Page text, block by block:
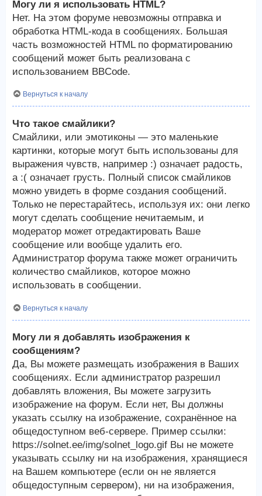
Могу ли я использовать HTML?
Нет. На этом форуме невозможны отправка и
обработка HTML-кода в сообщениях. Большая
часть возможностей HTML по форматированию
сообщений может быть реализована с
использованием BBCode.
Вернуться к началу
Что такое смайлики?
Смайлики, или эмотиконы — это маленькие
картинки, которые могут быть использованы для
выражения чувств, например :) означает радость,
а :( означает грусть. Полный список смайликов
можно увидеть в форме создания сообщений.
Только не перестарайтесь, используя их: они легко
могут сделать сообщение нечитаемым, и
модератор может отредактировать Ваше
сообщение или вообще удалить его.
Администратор форума также может ограничить
количество смайликов, которое можно
использовать в сообщении.
Вернуться к началу
Могу ли я добавлять изображения к
сообщениям?
Да, Вы можете размещать изображения в Ваших
сообщениях. Если администратор разрешил
добавлять вложения, Вы можете загрузить
изображение на форум. Если нет, Вы должны
указать ссылку на изображение, сохранённое на
общедоступном веб-сервере. Пример ссылки:
https://solnet.ee/img/solnet_logo.gif Вы не можете
указывать ссылку ни на изображения, хранящиеся
на Вашем компьютере (если он не является
общедоступным сервером), ни на изображения,